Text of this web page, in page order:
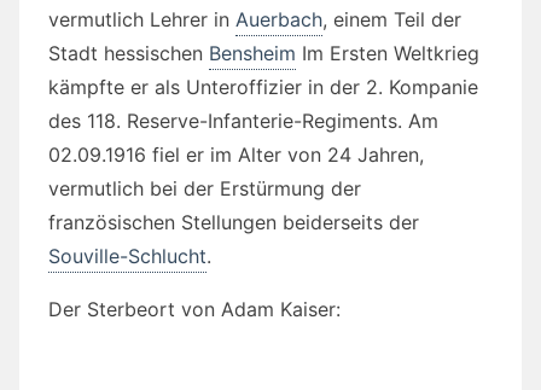
vermutlich Lehrer in Auerbach, einem Teil der
Stadt hessischen Bensheim Im Ersten Weltkrieg
kämpfte er als Unteroffizier in der 2. Kompanie
des 118. Reserve-Infanterie-Regiments. Am
02.09.1916 fiel er im Alter von 24 Jahren,
vermutlich bei der Erstürmung der
französischen Stellungen beiderseits der
Souville-Schlucht.
Der Sterbeort von Adam Kaiser: